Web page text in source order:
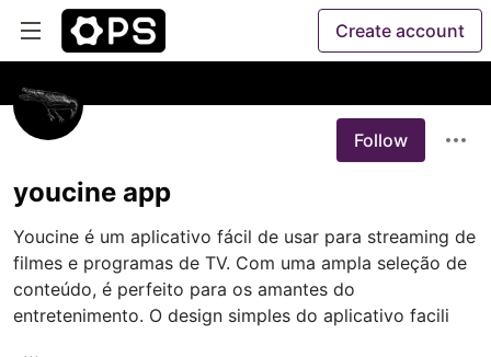
Create account
Follow
youcine app
Youcine é um aplicativo fácil de usar para streaming de
filmes e programas de TV. Com uma ampla seleção de
conteúdo, é perfeito para os amantes do
entretenimento. O design simples do aplicativo facili